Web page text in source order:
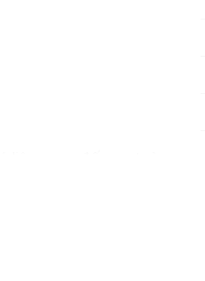
sử dụng. Trong bài